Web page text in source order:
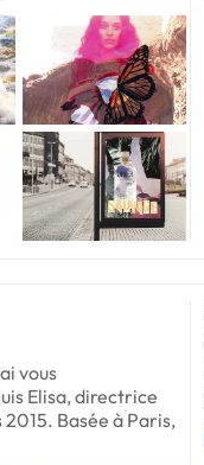
vous
Elisa, directrice
Basée à Paris,